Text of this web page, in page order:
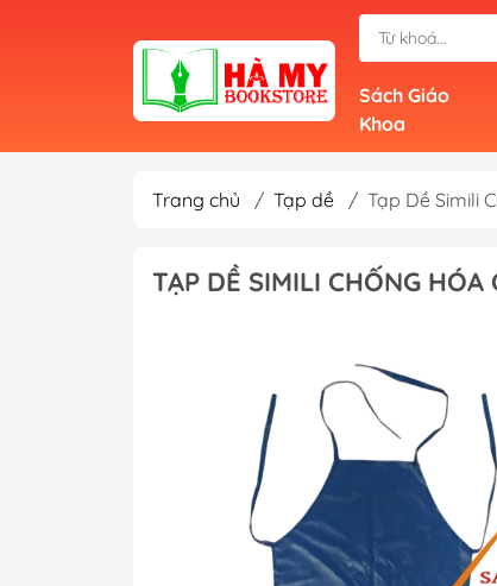
Sách Giáo
Khoa
Trang chủ / Tạp dề / Tạp Dề Simili
TẠP DỀ SIMILI CHỐNG HÓA